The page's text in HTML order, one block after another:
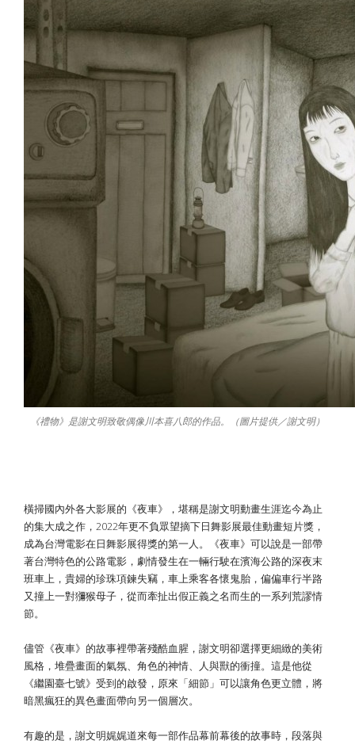
《禮物》是謝文明致敬偶像川本喜八郎的作品。（圖片提供／謝文明）
橫掃國內外各大影展的《夜車》，堪稱是謝文明動畫生涯迄今為止
的集大成之作，2022年更不負眾望摘下日舞影展最佳動畫短片獎，
成為台灣電影在日舞影展得獎的第一人。《夜車》可以說是一部帶
著台灣特色的公路電影，劇情發生在一輛行駛在濱海公路的深夜末
班車上，貴婦的珍珠項鍊失竊，車上乘客各懷鬼胎，偏偏車行半路
又撞上一對獼猴母子，從而牽扯出假正義之名而生的一系列荒謬情
節。
儘管《夜車》的故事裡帶著殘酷血腥，謝文明卻選擇更細緻的美術
風格，堆疊畫面的氣氛、角色的神情、人與獸的衝撞。這是他從
《繼園臺七號》受到的啟發，原來「細節」可以讓角色更立體，將
暗黑瘋狂的異色畫面帶向另一個層次。
有趣的是，謝文明娓娓道來每一部作品幕前幕後的故事時，段落與